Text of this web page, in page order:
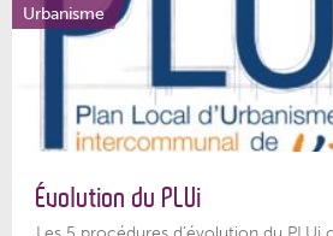
Urbanisme
Évolution du PLUi